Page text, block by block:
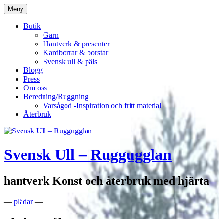
Hoppa
till
innehåll
Meny
Butik
Garn
Hantverk & presenter
Kardborrar & borstar
Svensk ull & päls
Blogg
Press
Om oss
Beredning/Ruggning
Varsågod -Inspiration och fritt material
Återbruk
Svensk Ull – Ruggugglan
hantverk Konst och återbruk med hjärta
— plädar—